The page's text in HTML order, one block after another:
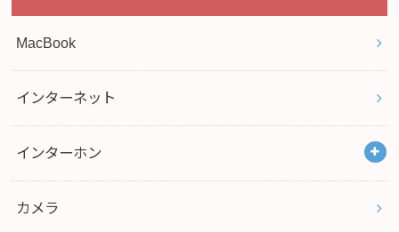
MacBook
インターネット
インターホン
カメラ